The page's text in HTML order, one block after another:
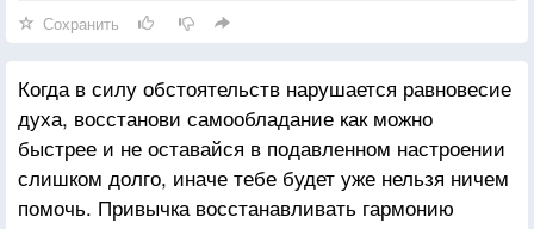
Сохранить
Когда в силу обстоятельств нарушается равновесие
духа, восстанови самообладание как можно
быстрее и не оставайся в подавленном настроении
слишком долго, иначе тебе будет уже нельзя ничем
помочь. Привычка восстанавливать гармонию